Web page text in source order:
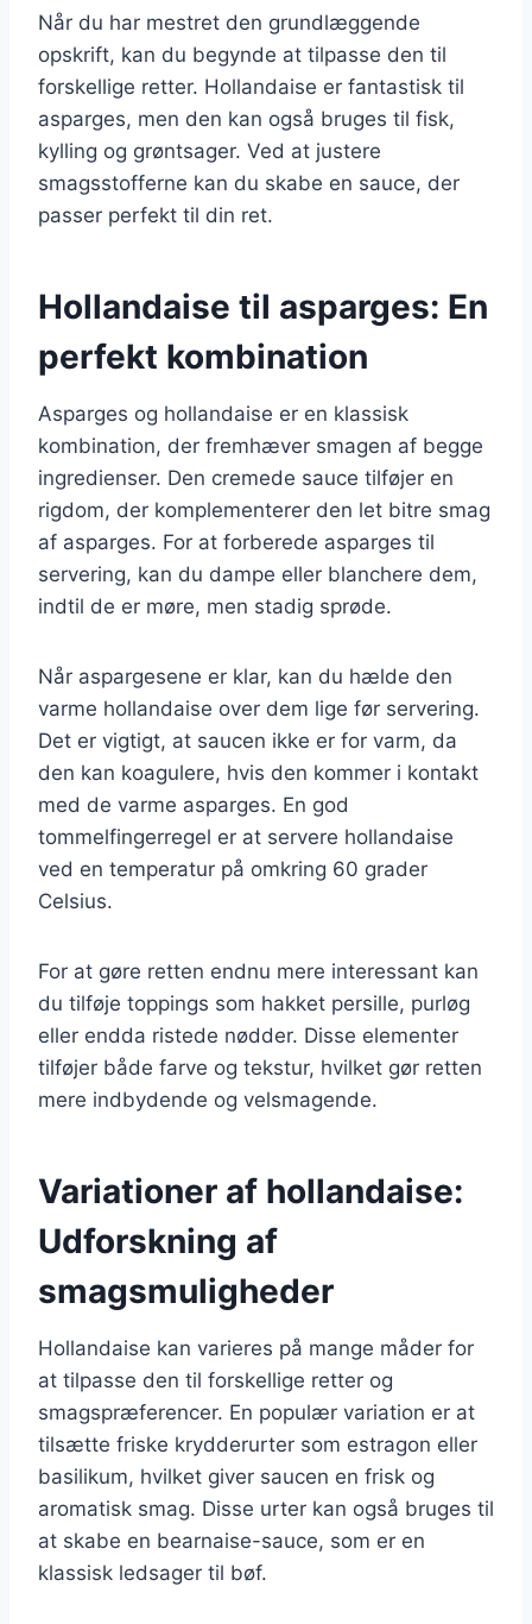
Når du har mestret den grundlæggende
opskrift, kan du begynde at tilpasse den til
forskellige retter. Hollandaise er fantastisk til
asparges, men den kan også bruges til fisk,
kylling og grøntsager. Ved at justere
smagsstofferne kan du skabe en sauce, der
passer perfekt til din ret.
Hollandaise til asparges: En
perfekt kombination
Asparges og hollandaise er en klassisk
kombination, der fremhæver smagen af begge
ingredienser. Den cremede sauce tilføjer en
rigdom, der komplementerer den let bitre smag
af asparges. For at forberede asparges til
servering, kan du dampe eller blanchere dem,
indtil de er møre, men stadig sprøde.
Når aspargesene er klar, kan du hælde den
varme hollandaise over dem lige før servering.
Det er vigtigt, at saucen ikke er for varm, da
den kan koagulere, hvis den kommer i kontakt
med de varme asparges. En god
tommelfingerregel er at servere hollandaise
ved en temperatur på omkring 60 grader
Celsius.
For at gøre retten endnu mere interessant kan
du tilføje toppings som hakket persille, purløg
eller endda ristede nødder. Disse elementer
tilføjer både farve og tekstur, hvilket gør retten
mere indbydende og velsmagende.
Variationer af hollandaise:
Udforskning af
smagsmuligheder
Hollandaise kan varieres på mange måder for
at tilpasse den til forskellige retter og
smagspræferencer. En populær variation er at
tilsætte friske krydderurter som estragon eller
basilikum, hvilket giver saucen en frisk og
aromatisk smag. Disse urter kan også bruges til
at skabe en bearnaise-sauce, som er en
klassisk ledsager til bøf.